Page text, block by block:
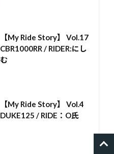
【My Ride Story】 Vol.17
CBR1000RR / RIDER:にし
む
【My Ride Story】 Vol.4
DUKE125 / RIDE：O氏